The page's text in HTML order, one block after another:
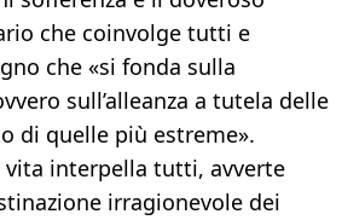
che coinvolge tutti e
che «si fonda sulla
sull’alleanza a tutela delle
di quelle più estreme».
interpella tutti, avverte
irragionevole dei